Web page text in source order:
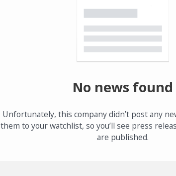
No news found
Unfortunately, this company didn’t post any
them to your watchlist, so you’ll see press
are published.